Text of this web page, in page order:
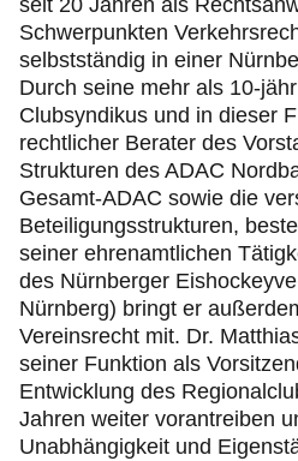
seit 20 Jahren als
Schwerpunkten
selbstständig in einer
Durch seine mehr als 10-
Clubsyndikus und in dieser
rechtlicher Berater des
Strukturen des ADAC
Gesamt-ADAC sowie die
Beteiligungsstrukturen,
seiner ehrenamtlichen
des Nürnberger
Nürnberg) bringt er
Vereinsrecht mit. Dr.
seiner Funktion als
Entwicklung des
Jahren weiter vorantreiben
Unabhängigkeit und